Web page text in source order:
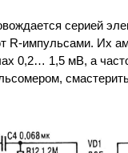
серией
R-импульсами. Их
0,2… 1,5 мВ, а